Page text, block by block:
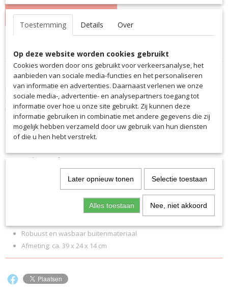
IN WINKELWAGEN
Specificaties
Productcode
3088
Productcode leverancier
3088
Omschrijving
De kinderrugzak junior is een compacte rugzak van 10 l voor training,
spel of vrije tijd. Hij is uitgerust met een hoofdvak met
tweewegritssluiting, een extra buitenvak en comfortabele
schouderbanden. De kinderrugzak wordt perfect afgerond met een
sportieve logoprint.
nodige comfort
Hoofdvak met ritssluiting, perfect geconstrueerd voor maximale
Robuust en wasbaar buitenmateriaal
Afmeting: ca. 39 x 24 x 14 cm
Toestemming Details Over
Op deze website worden cookies gebruikt
Cookies worden door ons gebruikt voor verkeersanalyse, het
aanbieden van sociale media-functies en het personaliseren
van informatie en advertenties. Daarnaast verlenen we onze
sociale media-, advertentie- en analysepartners toegang tot
informatie over hoe u onze site gebruikt. Zij kunnen deze
informatie gebruiken in combinatie met andere gegevens die zij
mogelijk hebben verzameld door uw gebruik van hun diensten
of die u hen hebt verstrekt.
Later opnieuw tonen Selectie toestaan
Alles toestaan Nee, niet akkoord